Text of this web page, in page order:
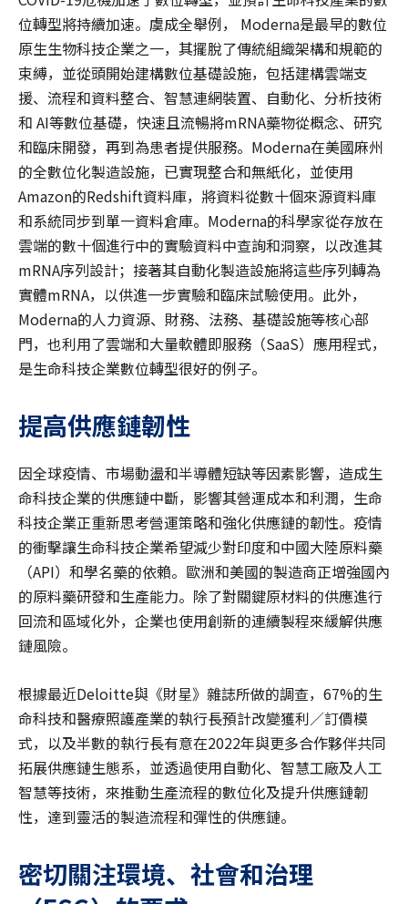
位轉型將持續加速。虞成全舉例， Moderna是最早的數位
原生生物科技企業之一，其擺脫了傳統組織架構和規範的
束縛，並從頭開始建構數位基礎設施，包括建構雲端支
援、流程和資料整合、智慧連網裝置、自動化、分析技術
和 AI等數位基礎，快速且流暢將mRNA藥物從概念、研究
和臨床開發，再到為患者提供服務。Moderna在美國麻州
的全數位化製造設施，已實現整合和無紙化，並使用
Amazon的Redshift資料庫，將資料從數十個來源資料庫
和系統同步到單一資料倉庫。Moderna的科學家從存放在
雲端的數十個進行中的實驗資料中查詢和洞察，以改進其
mRNA序列設計；接著其自動化製造設施將這些序列轉為
實體mRNA，以供進一步實驗和臨床試驗使用。此外，
Moderna的人力資源、財務、法務、基礎設施等核心部
門，也利用了雲端和大量軟體即服務（SaaS）應用程式，
是生命科技企業數位轉型很好的例子。
提高供應鏈韌性
因全球疫情、市場動盪和半導體短缺等因素影響，造成生
命科技企業的供應鏈中斷，影響其營運成本和利潤，生命
科技企業正重新思考營運策略和強化供應鏈的韌性。疫情
的衝擊讓生命科技企業希望減少對印度和中國大陸原料藥
（API）和學名藥的依賴。歐洲和美國的製造商正增強國內
的原料藥研發和生產能力。除了對關鍵原材料的供應進行
回流和區域化外，企業也使用創新的連續製程來緩解供應
鏈風險。
根據最近Deloitte與《財星》雜誌所做的調查，67%的生
命科技和醫療照護產業的執行長預計改變獲利／訂價模
式，以及半數的執行長有意在2022年與更多合作夥伴共同
拓展供應鏈生態系，並透過使用自動化、智慧工廠及人工
智慧等技術，來推動生產流程的數位化及提升供應鏈韌
性，達到靈活的製造流程和彈性的供應鏈。
密切關注環境、社會和治理